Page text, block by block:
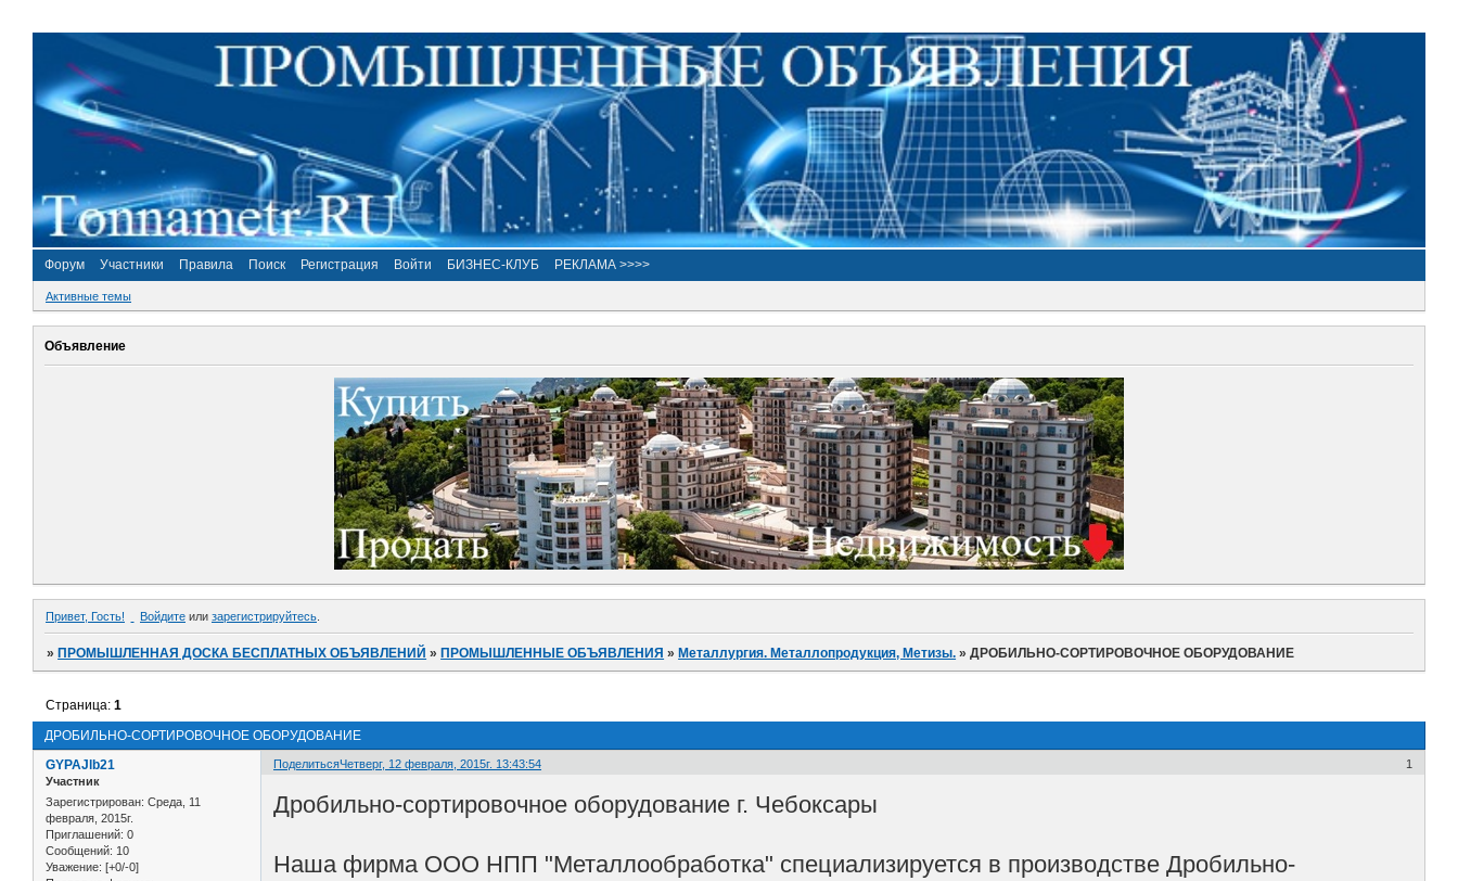
Форум Участники Правила Поиск Регистрация Войти БИЗНЕС-КЛУБ РЕКЛАМА >>>>
Активные темы
Объявление
Привет, Гость! Войдите или зарегистрируйтесь
»ПРОМЫШЛЕННАЯ ДОСКА БЕСПЛАТНЫХ ОБЪЯВЛЕНИЙ »ПРОМЫШЛЕННЫЕ ОБЪЯВЛЕНИЯ »Металлургия. Металлопродукция, Метизы. »ДРОБИЛЬНО-СОРТИРОВОЧНОЕ ОБОРУДОВАНИЕ
ДРОБИЛЬНО-СОРТИРОВОЧНОЕ ОБОРУДОВАНИЕ
Страница:1
Поделиться 1
Четверг, 12 февраля, 2015г. 13:43:54
GYPAJlb21
Участник
Зарегистрирован: Среда, 11
февраля, 2015г.
Приглашений: 0
Сообщений: 10
Уважение: [+0/-0]
Дробильно-сортировочное оборудование г. Чебоксары
Наша фирма ООО НПП "Металлообработка" специализируется в производстве Дробильно-